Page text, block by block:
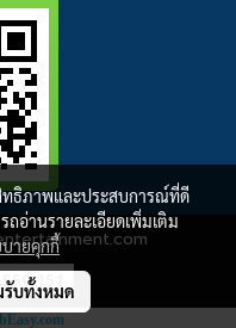
ทธิภาพและประสบการณ์ที่ดี
ถอ่านรายละเอียดเพิ่มเติม
ายคุกกี้
รับทั้งหมด